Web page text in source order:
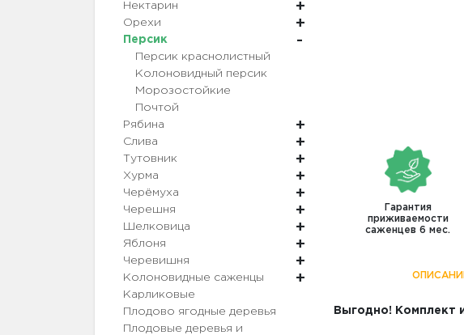
Нектарин
Орехи
Персик
Персик краснолистный
Колоновидный персик
Морозостойкие
Почтой
Рябина
Слива
Тутовник
Хурма
Черёмуха
Черешня
Шелковица
Яблоня
Черевишня
Колоновидные саженцы
Карликовые
Плодово ягодные деревья
Плодовые деревья и
Гарантия
приживаемости
саженцев 6 мес.
Выгодно! Комплект